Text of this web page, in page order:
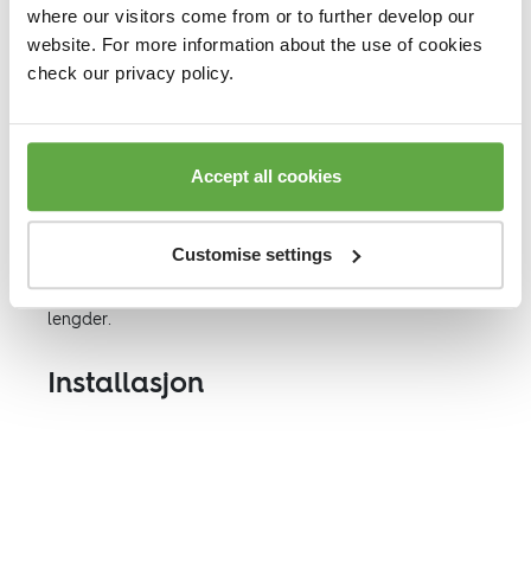
where our visitors come from or to further develop our
website. For more information about the use of cookies
check our privacy policy.
Accept all cookies
Customise settings
Arenaflex er designet for forskjellige byggehøyder og
noe som gjør det allsidig og praktisk for arenaer og
tillegg kan anleggstiden reduseres siden ingen
oppretting av undergulv i mange tilfeller ikke er
lengder.
Installasjon